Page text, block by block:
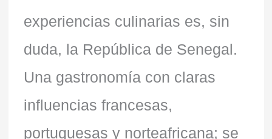
experiencias culinarias es, sin
duda, la República de Senegal.
Una gastronomía con claras
influencias francesas,
portuguesas y norteafricana; se